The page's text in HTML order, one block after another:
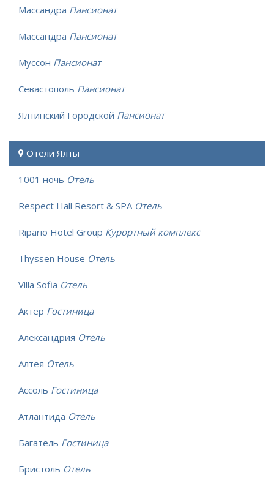
Массандра Пансионат
Массандра Пансионат
Муссон Пансионат
Севастополь Пансионат
Ялтинский Городской Пансионат
Отели Ялты
1001 ночь Отель
Respect Hall Resort & SPA Отель
Ripario Hotel Group Курортный комплекс
Thyssen House Отель
Villa Sofia Отель
Актер Гостиница
Александрия Отель
Алтея Отель
Ассоль Гостиница
Атлантида Отель
Багатель Гостиница
Бристоль Отель